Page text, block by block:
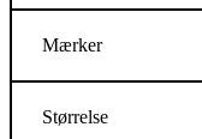
Mærker
Størrelse